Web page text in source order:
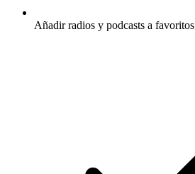
Añadir radios y podcasts a favoritos